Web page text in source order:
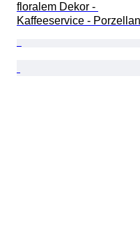
floralem Dekor -
Kaffeeservice - Porzellan